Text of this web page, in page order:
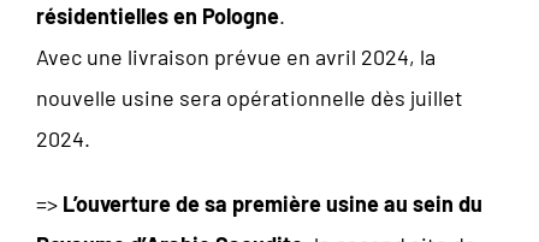
résidentielles en Pologne.
Avec une livraison prévue en avril 2024, la
nouvelle usine sera opérationnelle dès juillet
2024.
=> L’ouverture de sa première usine au sein du